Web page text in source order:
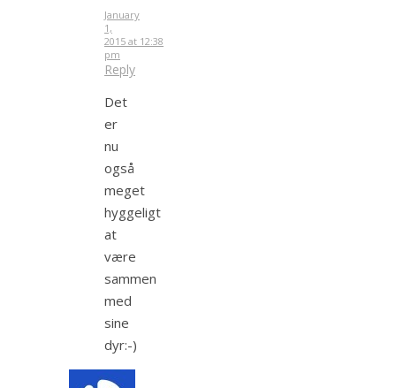
January
1,
2015 at 12:38
pm
Reply
Det
er
nu
også
meget
hyggeligt
at
være
sammen
med
sine
dyr:-)